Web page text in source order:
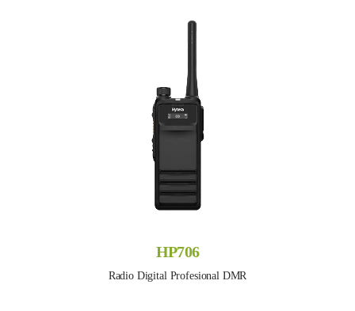
HP706
Radio Digital Profesional DMR